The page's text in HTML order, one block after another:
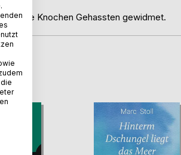
auf die Knochen Gehassten gewidmet.